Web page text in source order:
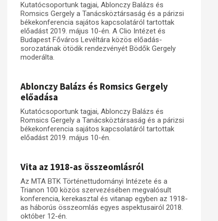
Kutatócsoportunk tagjai, Ablonczy Balázs és
Romsics Gergely a Tanácsköztársaság és a párizsi
békekonferencia sajátos kapcsolatáról tartottak
előadást 2019. május 10-én. A Clio Intézet és
Budapest Főváros Levéltára közös előadás-
sorozatának ötödik rendezvényét Bödők Gergely
moderálta.
Ablonczy Balázs és Romsics Gergely
előadása
Kutatócsoportunk tagjai, Ablonczy Balázs és
Romsics Gergely a Tanácsköztársaság és a párizsi
békekonferencia sajátos kapcsolatáról tartottak
előadást 2019. május 10-én.
Vita az 1918-as összeomlásról
Az MTA BTK Történettudományi Intézete és a
Trianon 100 közös szervezésében megvalósult
konferencia, kerekasztal és vitanap egyben az 1918-
as háborús összeomlás egyes aspektusairól 2018.
október 12-én.